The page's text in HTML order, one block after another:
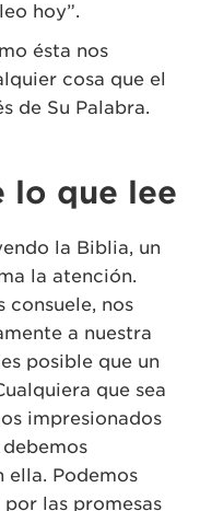
hoy”.
ésta nos
cosa que el
de Su Palabra.
lo que lee
la Biblia, un
la atención.
consuele, nos
a nuestra
posible que un
que sea
impresionados
ella. Podemos
las promesas